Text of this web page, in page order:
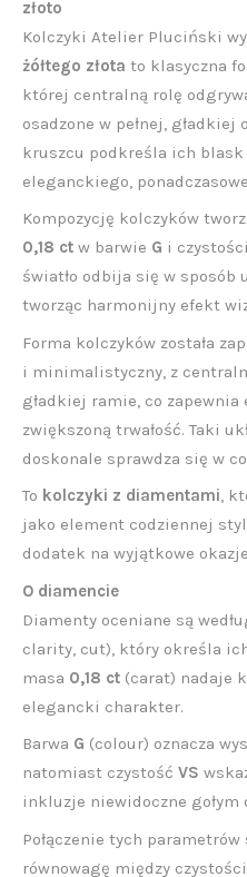
złoto
Kolczyki Atelier Pluciński
żółtego złota to klasyczna
której centralną rolę
osadzone w pełnej, gładkiej
kruszcu podkreśla ich blask
eleganckiego,
Kompozycję kolczyków
0,18 ct w barwie G i czystości
światło odbija się w sposób
tworząc harmonijny efekt
Forma kolczyków została
i minimalistyczny, z
gładkiej ramie, co
zwiększoną trwałość. Taki
doskonale sprawdza się w
To kolczyki z diamentami,
jako element codziennej
dodatek na wyjątkowe
O diamencie
Diamenty oceniane są
clarity, cut), który określa
masa 0,18 ct (carat) nadaje
elegancki charakter.
Barwa G (colour) oznacza
natomiast czystość VS
inkluzje niewidoczne gołym
Połączenie tych
równowagę między